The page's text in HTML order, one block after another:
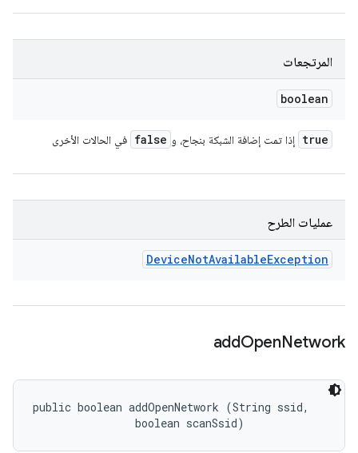
المرتجعات
boolean
true إذا تمت إضافة الشبكة بنجاح، و false في الحالات الأخرى
عمليات الطرح
DeviceNotAvailableException
addOpenNetwork
public boolean addOpenNetwork (String ssid,
                boolean scanSsid)